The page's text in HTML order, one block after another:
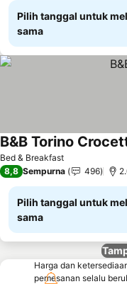
Pilih tanggal untuk
sama
Bed & Breakfast
B&B Torino
8,8 Sempurna 496
Pilih tanggal untuk
sama
Harga dan
pemesanan selalu